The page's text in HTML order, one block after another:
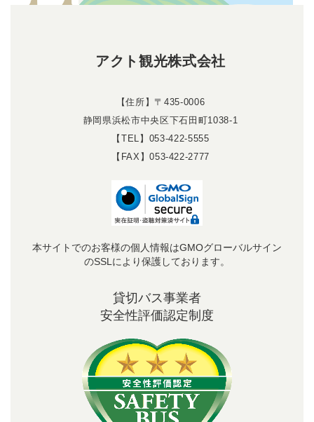
アクト観光株式会社
【住所】〒435-0006
静岡県浜松市中央区下石田町1038-1
【TEL】053-422-5555
【FAX】053-422-2777
本サイトでのお客様の個人情報はGMOグローバルサイン
のSSLにより保護しております。
貸切バス事業者
安全性評価認定制度